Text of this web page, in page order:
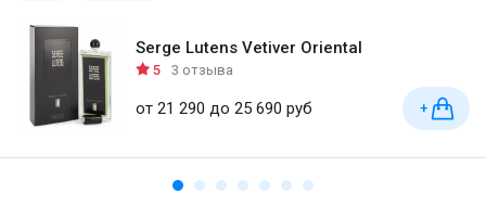
Serge Lutens Vetiver Oriental
5 3 отзыва
от 21 290 до 25 690 руб +